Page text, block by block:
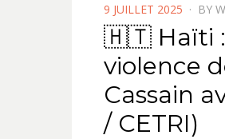
POSTED
ON
9 JUILLET 2025 BY
🇭🇹 Haïti :
violence
Cassain
/ CETRI)